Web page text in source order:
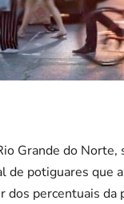
Grande do
de potiguares que
dos percentuais